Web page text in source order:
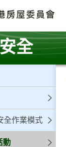
全
全作業模式
動